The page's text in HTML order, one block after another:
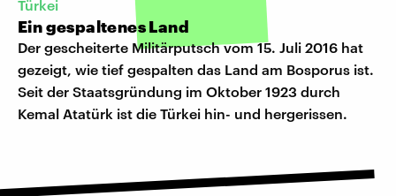
Türkei
Ein gespaltenes Land
Der gescheiterte Militärputsch vom 15. Juli 2016 hat
gezeigt, wie tief gespalten das Land am Bosporus ist.
Seit der Staatsgründung im Oktober 1923 durch
Kemal Atatürk ist die Türkei hin- und hergerissen.